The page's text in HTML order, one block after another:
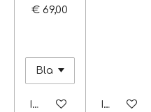
€ 69,00
In winkelwagenIn